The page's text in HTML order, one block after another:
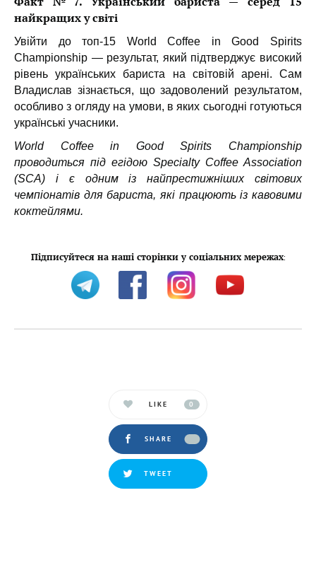
найкращих у світі
Увійти до топ-15 World Coffee in Good Spirits
Championship — результат, який підтверджує високий
рівень українських бариста на світовій арені. Сам
Владислав зізнається, що задоволений результатом,
особливо з огляду на умови, в яких сьогодні готуються
українські учасники.
World Coffee in Good Spirits Championship
проводиться під егідою Specialty Coffee Association
(SCA) і є одним із найпрестижніших світових
чемпіонатів для бариста, які працюють із кавовими
коктейлями.
Підписуйтеся на наші сторінки у соціальних мережах:
LIKE 0
SHARE
TWEET